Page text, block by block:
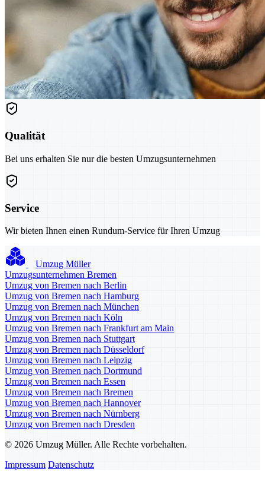
Qualität
Bei uns erhalten Sie nur die besten Umzugsunternehmen
Service
Wir bieten Ihnen einen Rundum-Service für Ihren Umzug
Umzug Müller
Umzugsunternehmen Bremen
Umzug von Bremen nach Berlin
Umzug von Bremen nach Hamburg
Umzug von Bremen nach München
Umzug von Bremen nach Köln
Umzug von Bremen nach Frankfurt am Main
Umzug von Bremen nach Stuttgart
Umzug von Bremen nach Düsseldorf
Umzug von Bremen nach Leipzig
Umzug von Bremen nach Dortmund
Umzug von Bremen nach Essen
Umzug von Bremen nach Bremen
Umzug von Bremen nach Hannover
Umzug von Bremen nach Nürnberg
Umzug von Bremen nach Dresden
© 2026 Umzug Müller. Alle Rechte vorbehalten.
Impressum Datenschutz